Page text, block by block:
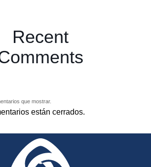
Recent
que mostrar.
están cerrados.